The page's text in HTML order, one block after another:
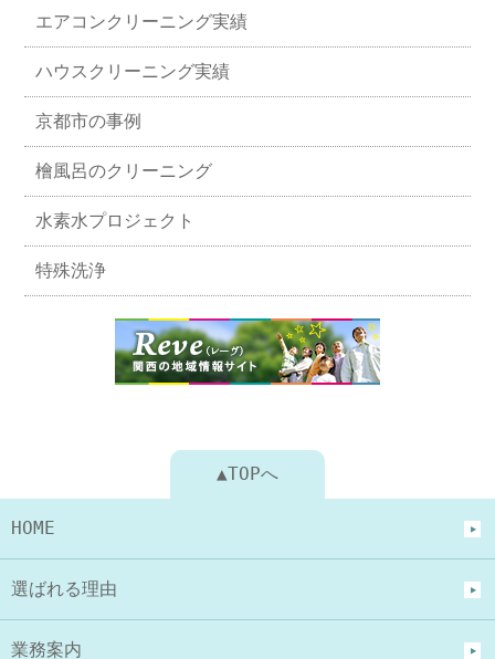
エアコンクリーニング実績
ハウスクリーニング実績
京都市の事例
檜風呂のクリーニング
水素水プロジェクト
特殊洗浄
▲TOPへ
HOME
選ばれる理由
業務案内